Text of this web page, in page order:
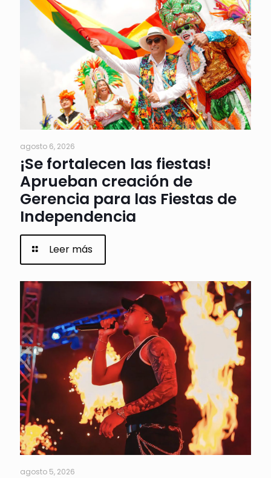
agosto 6, 2026
¡Se fortalecen las fiestas!
Aprueban creación de
Gerencia para las Fiestas de
Independencia
Leer más
agosto 5, 2026